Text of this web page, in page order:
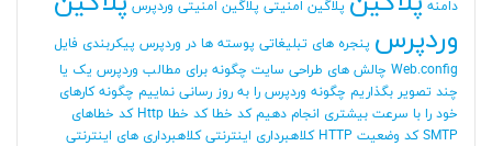
دامنه
پلاگین امنیتی پلاگین امنیتی وردپرس
وردپرس پنجره های تبلیغاتی پوسته ها در وردپرس پیکربندی فایل
Web.config چالش های طراحی سایت چگونه برای مطالب وردپرس یک یا
چند تصویر بگذاریم چگونه وردپرس را به روز رسانی نماییم چگونه کارهای
خود را با سرعت بیشتری انجام دهیم کد خطا کد خطا Http
کد خطاهای
SMTP کد وضعیت HTTP کلاهبرداری اینترنتی کلاهبرداری های اینترنتی